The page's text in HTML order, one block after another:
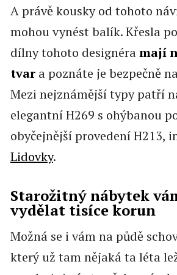
A právě kousky od tohoto
mohou vynést balík. Křesla
dílny tohoto designéramají
tvara poznáte je bezpečně
Mezi nejznámější typy patří
elegantní H269 s ohýbanou
obyčejnější provedení H213,
Lidovky.
Starožitný nábytek
vydělat tisíce korun
Možná se i vám na půdě
který už tam nějaká ta léta